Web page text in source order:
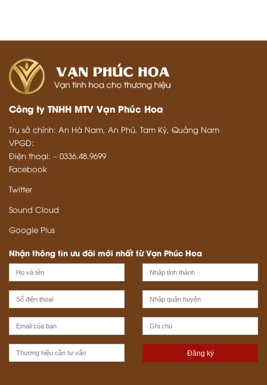
Công ty TNHH MTV Vạn Phúc Hoa
Trụ sở chính: An Hà Nam, An Phú, Tam Kỳ, Quảng Nam
VPGD:
Điện thoại: – 0336.48.9699
Facebook
Twitter
Sound Cloud
Google Plus
Nhận thông tin ưu đãi mới nhất từ Vạn Phúc Hoa
Đăng ký